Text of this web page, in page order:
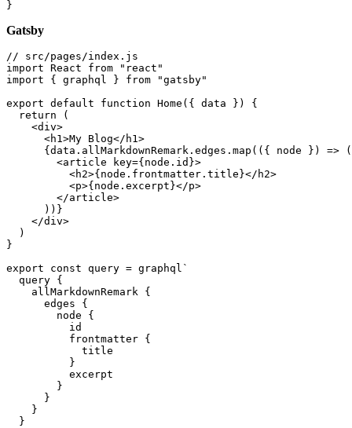
Gatsby
// src/pages/index.js
import React from "react"
import { graphql } from "gatsby"
export default function Home({ data }) {
  return (
    <div>
      <h1>My Blog</h1>
      {data.allMarkdownRemark.edges.map(({ node }) => (
        <article key={node.id}>
          <h2>{node.frontmatter.title}</h2>
          <p>{node.excerpt}</p>
        </article>
      ))}
    </div>
  )
}
export const query = graphql`
  query {
    allMarkdownRemark {
      edges {
        node {
          id
          frontmatter {
            title
          }
          excerpt
        }
      }
    }
  }